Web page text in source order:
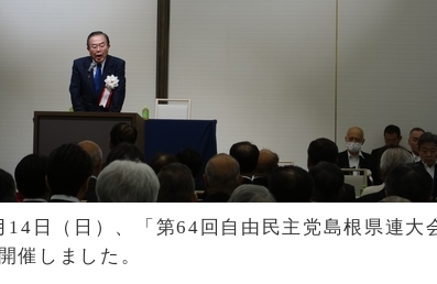
14日（日）、「第64回自由民主党島根県連大
催しました。